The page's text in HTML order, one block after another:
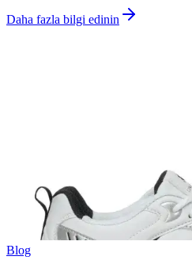
Daha fazla bilgi edinin
Blog